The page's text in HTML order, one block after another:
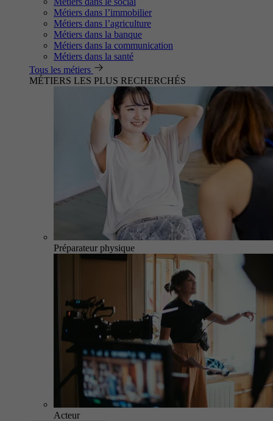
Métiers dans l’immobilier
Métiers dans l’agriculture
Métiers dans la banque
Métiers dans la communication
Métiers dans la santé
Tous les métiers
MÉTIERS LES PLUS RECHERCHÉS
Préparateur physique
Acteur